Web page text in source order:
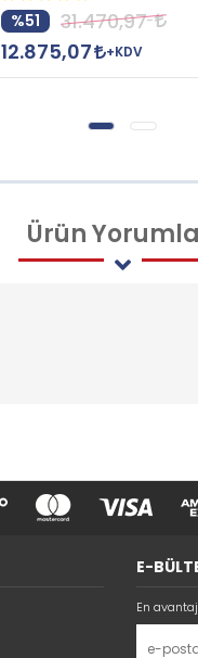
%51
31.470,97
12.875,07
+KDV
Ürün
E-
En